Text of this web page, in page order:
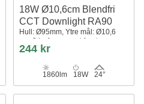
18W Ø10,6cm Blendfri
CCT Downlight RA90
Hull: Ø95mm, Ytre mål: Ø10,6
cm, 3 lysfarger, sort front,
Honeycomb
244 kr
1860lm 18W 24°